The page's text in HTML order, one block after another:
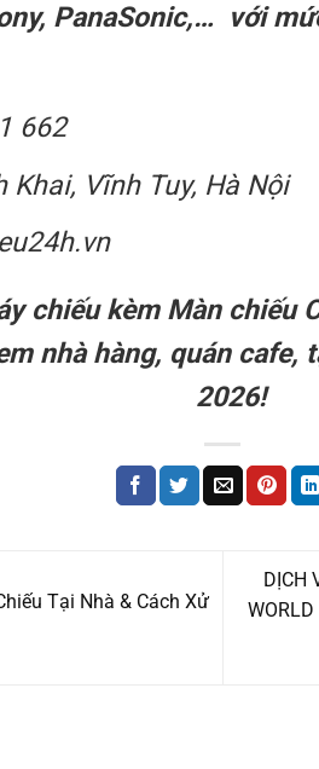
PanaSonic,… với
662
Vĩnh Tuy, Hà Nội
chiếu kèm Màn chiếu
nhà hàng, quán
2026!
Tại Nhà & Cách Xử
DỊCH
WORLD